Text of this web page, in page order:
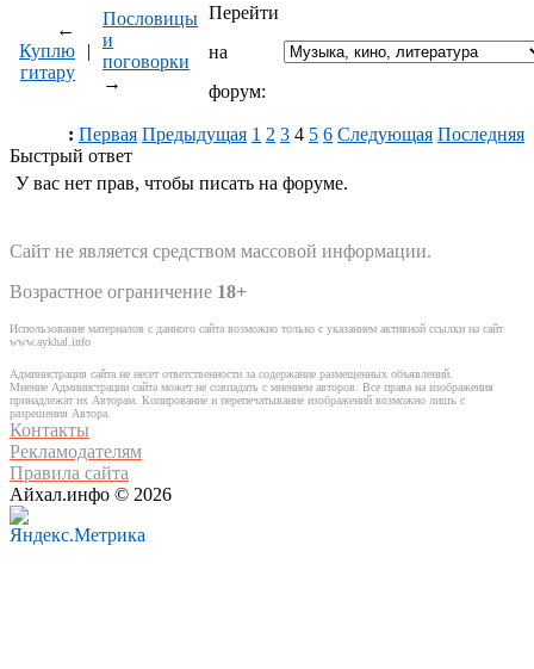
←
Куплю
гитару
|
Пословицы
и
поговорки
→
Перейти
на
форум:
: Первая Предыдущая 1 2 3 4 5 6 Следующая Последняя
Быстрый ответ
У вас нет прав, чтобы писать на форуме.
Сайт не является средством массовой информации.
Возрастное ограничение 18+
Использование материалов с данного сайта возможно только с указанием активной ссылки на сайт
www.aykhal.info
Администрация сайта не несет ответственности за содержание размещенных объявлений.
Мнение Администрации сайта может не совпадать с мнением авторов. Все права на изображения
принадлежат их Авторам. Копирование и перепечатывание изображений возможно лишь с
разрешения Автора.
Контакты
Рекламодателям
Правила сайта
Айхал.инфо © 2026